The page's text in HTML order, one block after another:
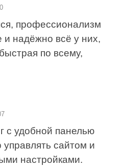
профессионализм
и надёжно всё у них,
по всему,
с удобной панелью
управлять сайтом и
настройками.